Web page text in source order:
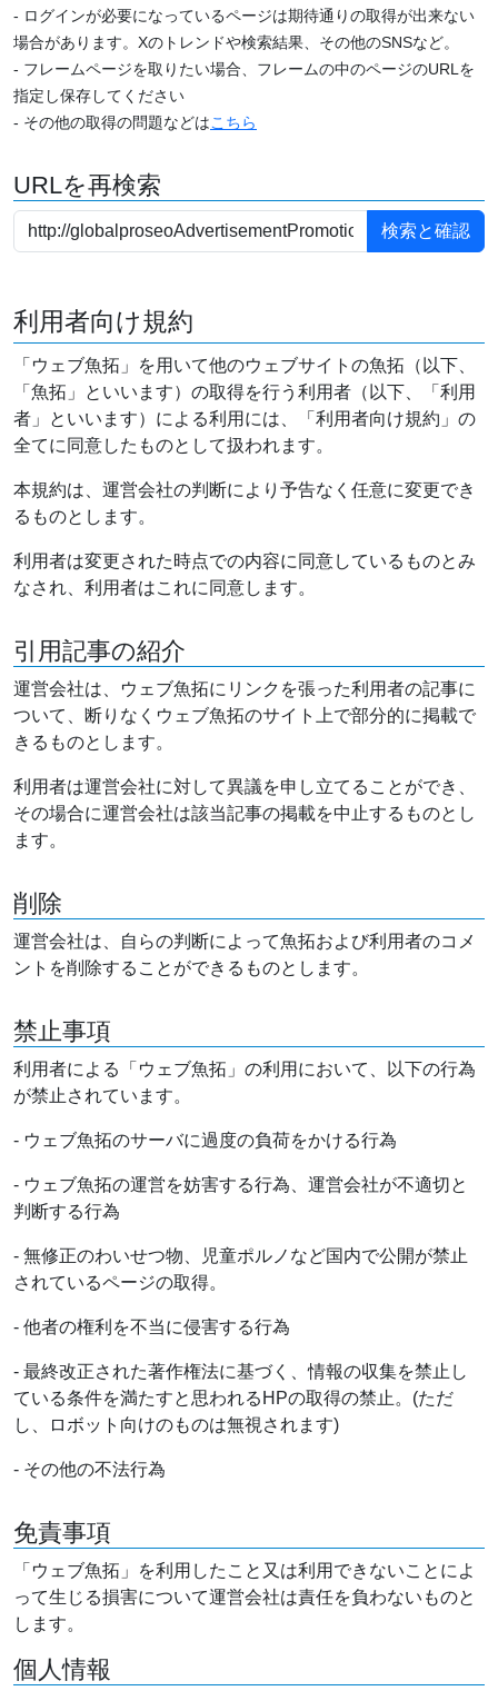
- ログインが必要になっているページは期待通りの取得が出来ない
場合があります。Xのトレンドや検索結果、その他のSNSなど。
- フレームページを取りたい場合、フレームの中のページのURLを
指定し保存してください
- その他の取得の問題などはこちら
URLを再検索
利用者向け規約
「ウェブ魚拓」を用いて他のウェブサイトの魚拓（以下、
「魚拓」といいます）の取得を行う利用者（以下、「利用
者」といいます）による利用には、「利用者向け規約」の
全てに同意したものとして扱われます。
本規約は、運営会社の判断により予告なく任意に変更でき
るものとします。
利用者は変更された時点での内容に同意しているものとみ
なされ、利用者はこれに同意します。
引用記事の紹介
運営会社は、ウェブ魚拓にリンクを張った利用者の記事に
ついて、断りなくウェブ魚拓のサイト上で部分的に掲載で
きるものとします。
利用者は運営会社に対して異議を申し立てることができ、
その場合に運営会社は該当記事の掲載を中止するものとし
ます。
削除
運営会社は、自らの判断によって魚拓および利用者のコメ
ントを削除することができるものとします。
禁止事項
利用者による「ウェブ魚拓」の利用において、以下の行為
が禁止されています。
- ウェブ魚拓のサーバに過度の負荷をかける行為
- ウェブ魚拓の運営を妨害する行為、運営会社が不適切と
判断する行為
- 無修正のわいせつ物、児童ポルノなど国内で公開が禁止
されているページの取得。
- 他者の権利を不当に侵害する行為
- 最終改正された著作権法に基づく、情報の収集を禁止し
ている条件を満たすと思われるHPの取得の禁止。(ただ
し、ロボット向けのものは無視されます)
- その他の不法行為
免責事項
「ウェブ魚拓」を利用したこと又は利用できないことによ
って生じる損害について運営会社は責任を負わないものと
します。
個人情報